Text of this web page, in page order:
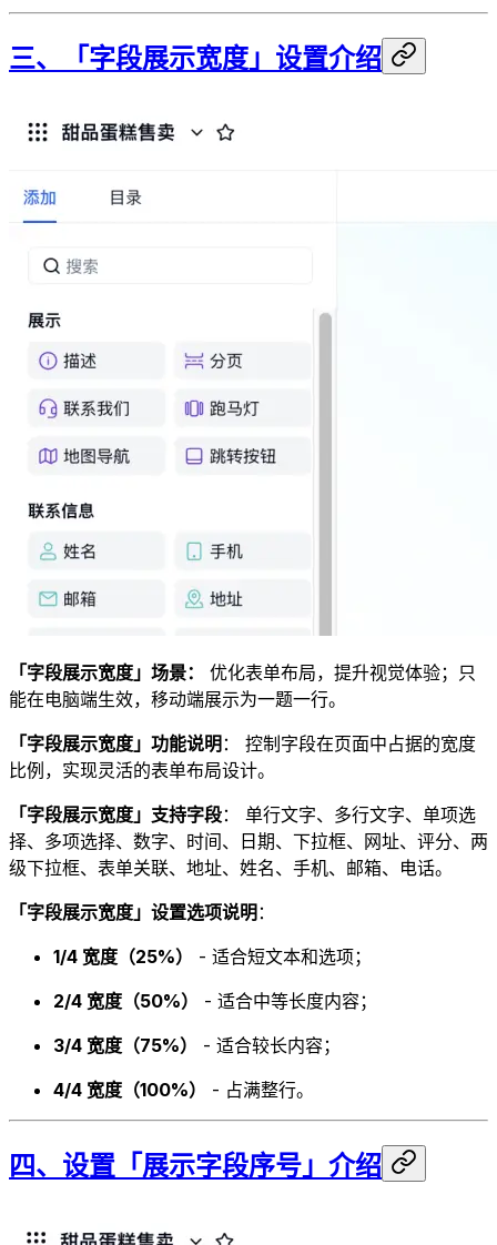
三、「字段展示宽度」设置介绍
「字段展示宽度」场景：
优化表单布局，提升视觉体验；只
能在电脑端生效，移动端展示为一题一行。
「字段展示宽度」功能说明： 控制字段在页面中占据的宽度
比例，实现灵活的表单布局设计。
「字段展示宽度」支持字段： 单行文字、多行文字、单项选
择、多项选择、数字、时间、日期、下拉框、网址、评分、两
级下拉框、表单关联、地址、姓名、手机、邮箱、电话。
「字段展示宽度」设置选项说明：
1/4 宽度（25%）
- 适合短文本和选项；
2/4 宽度（50%）
- 适合中等长度内容；
3/4 宽度（75%）
- 适合较长内容；
4/4 宽度（100%）
- 占满整行。
四、设置「展示字段序号」介绍